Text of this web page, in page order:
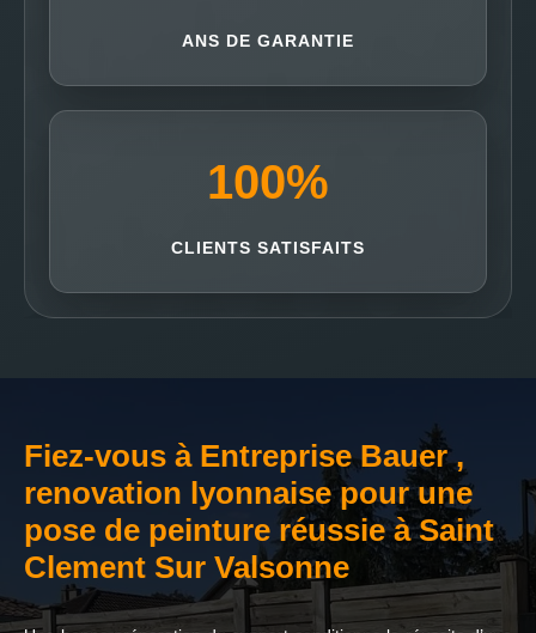
ANS DE GARANTIE
100%
CLIENTS SATISFAITS
Fiez-vous à Entreprise Bauer ,
renovation lyonnaise pour une
pose de peinture réussie à Saint
Clement Sur Valsonne